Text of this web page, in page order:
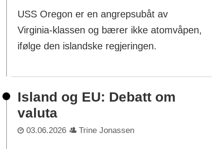
USS Oregon er en angrepsubåt av
Virginia-klassen og bærer ikke atomvåpen,
ifølge den islandske regjeringen.
Island og EU: Debatt om
valuta
03.06.2026 Trine Jonassen